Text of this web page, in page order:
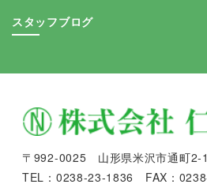
スタッフブログ
〒992-0025 山形県米沢市通町2-
TEL：0238-23-1836 FAX：